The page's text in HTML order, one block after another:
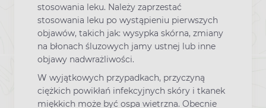
stosowania leku. Należy zaprzestać
stosowania leku po wystąpieniu pierwszych
objawów, takich jak: wysypka skórna, zmiany
na błonach śluzowych jamy ustnej lub inne
objawy nadwrażliwości.
W wyjątkowych przypadkach, przyczyną
ciężkich powikłań infekcyjnych skóry i tkanek
miękkich może być ospa wietrzna. Obecnie